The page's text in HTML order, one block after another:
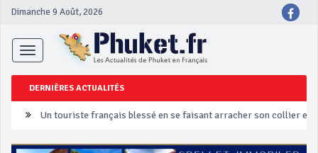
Dimanche 9 Août, 2026
Toggle
navigation
DERNIÈRES ACTUALITÉS
Un touriste français blessé en se faisant arracher son collier en
Phuket Peranakan Festival